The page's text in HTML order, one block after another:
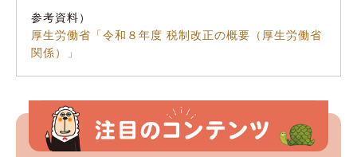
参考資料）
厚生労働省「令和８年度 税制改正の概要（厚生労働省
関係）」